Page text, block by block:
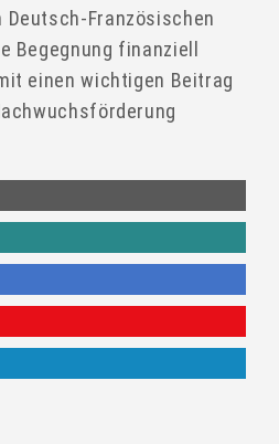
Deutsch-Französischen
Begegnung finanziell
einen wichtigen Beitrag